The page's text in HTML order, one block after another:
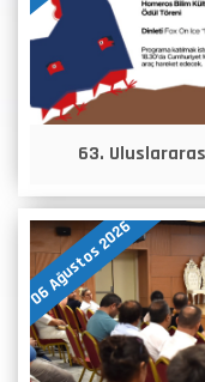
63.
06 Ağustos 2026